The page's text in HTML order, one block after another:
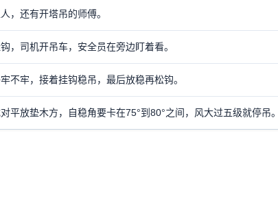
，还有开塔吊的师傅。
，司机开吊车，安全员在旁边盯着看。
不牢，接着挂钩稳吊，最后放稳再松钩。
平放垫木方，自稳角要卡在75°到80°之间，风大过五级就停吊。